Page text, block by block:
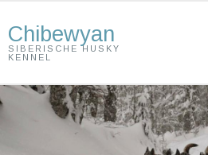
Chibewyan
SIBERISCHE HUSKY
KENNEL